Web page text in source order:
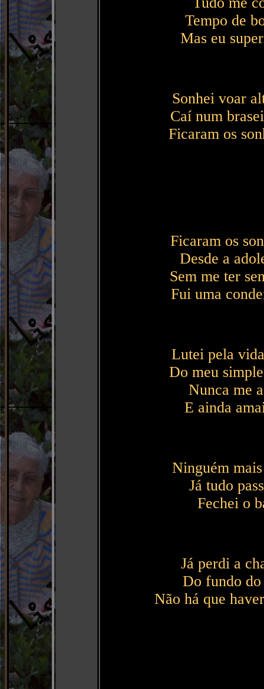
Tempo de
Mas eu
Sonhei voar
Caí num
Ficaram os
Ficaram os
Desde a
Sem me ter
Fui uma
Lutei pela
Do meu
Nunca me
E ainda
Ninguém
Já tudo
Fechei o
Já perdi a
Do fundo
Não há que